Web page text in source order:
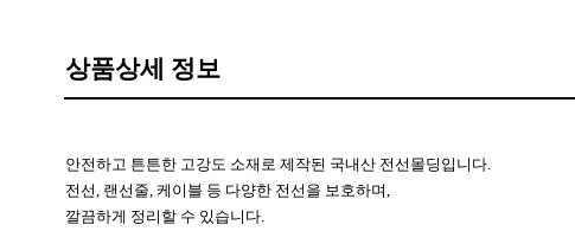
상품상세 정보
안전하고 튼튼한 고강도 소재로 제작된 국내산 전선몰딩입니다.
전선, 랜선줄, 케이블 등 다양한 전선을 보호하며,
깔끔하게 정리할 수 있습니다.